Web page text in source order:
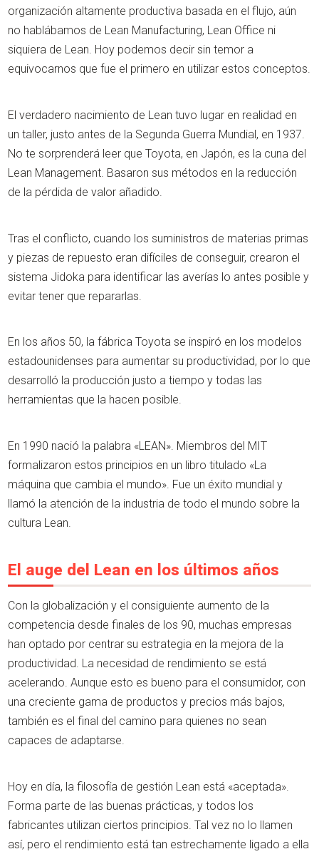
organización altamente productiva basada en el flujo, aún
no hablábamos de Lean Manufacturing, Lean Office ni
siquiera de Lean. Hoy podemos decir sin temor a
equivocarnos que fue el primero en utilizar estos conceptos.
El verdadero nacimiento de Lean tuvo lugar en realidad en
un taller, justo antes de la Segunda Guerra Mundial, en 1937.
No te sorprenderá leer que Toyota, en Japón, es la cuna del
Lean Management. Basaron sus métodos en la reducción
de la pérdida de valor añadido.
Tras el conflicto, cuando los suministros de materias primas
y piezas de repuesto eran difíciles de conseguir, crearon el
sistema Jidoka para identificar las averías lo antes posible y
evitar tener que repararlas.
En los años 50, la fábrica Toyota se inspiró en los modelos
estadounidenses para aumentar su productividad, por lo que
desarrolló la producción justo a tiempo y todas las
herramientas que la hacen posible.
En 1990 nació la palabra «LEAN». Miembros del MIT
formalizaron estos principios en un libro titulado «La
máquina que cambia el mundo». Fue un éxito mundial y
llamó la atención de la industria de todo el mundo sobre la
cultura Lean.
El auge del Lean en los últimos años
Con la globalización y el consiguiente aumento de la
competencia desde finales de los 90, muchas empresas
han optado por centrar su estrategia en la mejora de la
productividad. La necesidad de rendimiento se está
acelerando. Aunque esto es bueno para el consumidor, con
una creciente gama de productos y precios más bajos,
también es el final del camino para quienes no sean
capaces de adaptarse.
Hoy en día, la filosofía de gestión Lean está «aceptada».
Forma parte de las buenas prácticas, y todos los
fabricantes utilizan ciertos principios. Tal vez no lo llamen
así, pero el rendimiento está tan estrechamente ligado a ella